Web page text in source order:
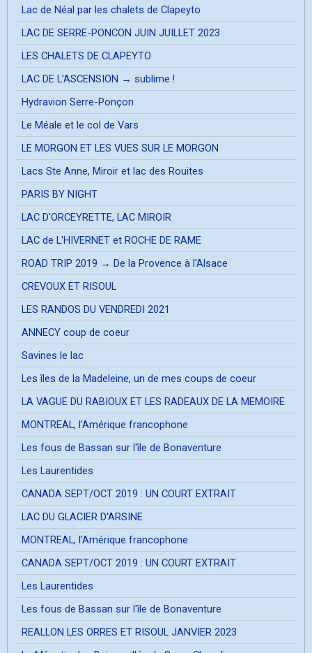
Lac de Néal par les chalets de Clapeyto
LAC DE SERRE-PONCON JUIN JUILLET 2023
LES CHALETS DE CLAPEYTO
LAC DE L'ASCENSION → sublime !
Hydravion Serre-Ponçon
Le Méale et le col de Vars
LE MORGON ET LES VUES SUR LE MORGON
Lacs Ste Anne, Miroir et lac des Rouites
PARIS BY NIGHT
LAC D'ORCEYRETTE, LAC MIROIR
LAC de L'HIVERNET et ROCHE DE RAME
ROAD TRIP 2019 → De la Provence à l'Alsace
CREVOUX ET RISOUL
LES RANDOS DU VENDREDI 2021
ANNECY coup de coeur
Savines le lac
Les îles de la Madeleine, un de mes coups de coeur
LA VAGUE DU RABIOUX ET LES RADEAUX DE LA MEMOIRE
MONTREAL, l'Amérique francophone
Les fous de Bassan sur l'île de Bonaventure
Les Laurentides
CANADA SEPT/OCT 2019 : UN COURT EXTRAIT
LAC DU GLACIER D'ARSINE
MONTREAL, l'Amérique francophone
CANADA SEPT/OCT 2019 : UN COURT EXTRAIT
Les Laurentides
Les fous de Bassan sur l'île de Bonaventure
REALLON LES ORRES ET RISOUL JANVIER 2023